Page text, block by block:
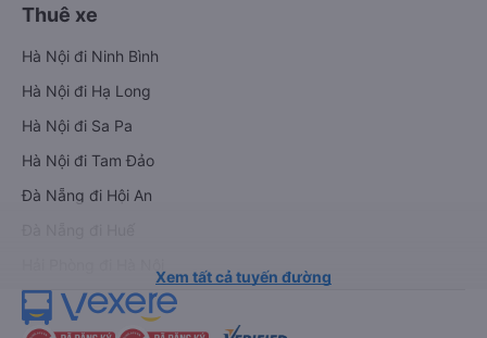
Thuê xe
Hà Nội đi Ninh Bình
Hà Nội đi Hạ Long
Hà Nội đi Sa Pa
Hà Nội đi Tam Đảo
Đà Nẵng đi Hội An
Xem tất cả tuyến đường